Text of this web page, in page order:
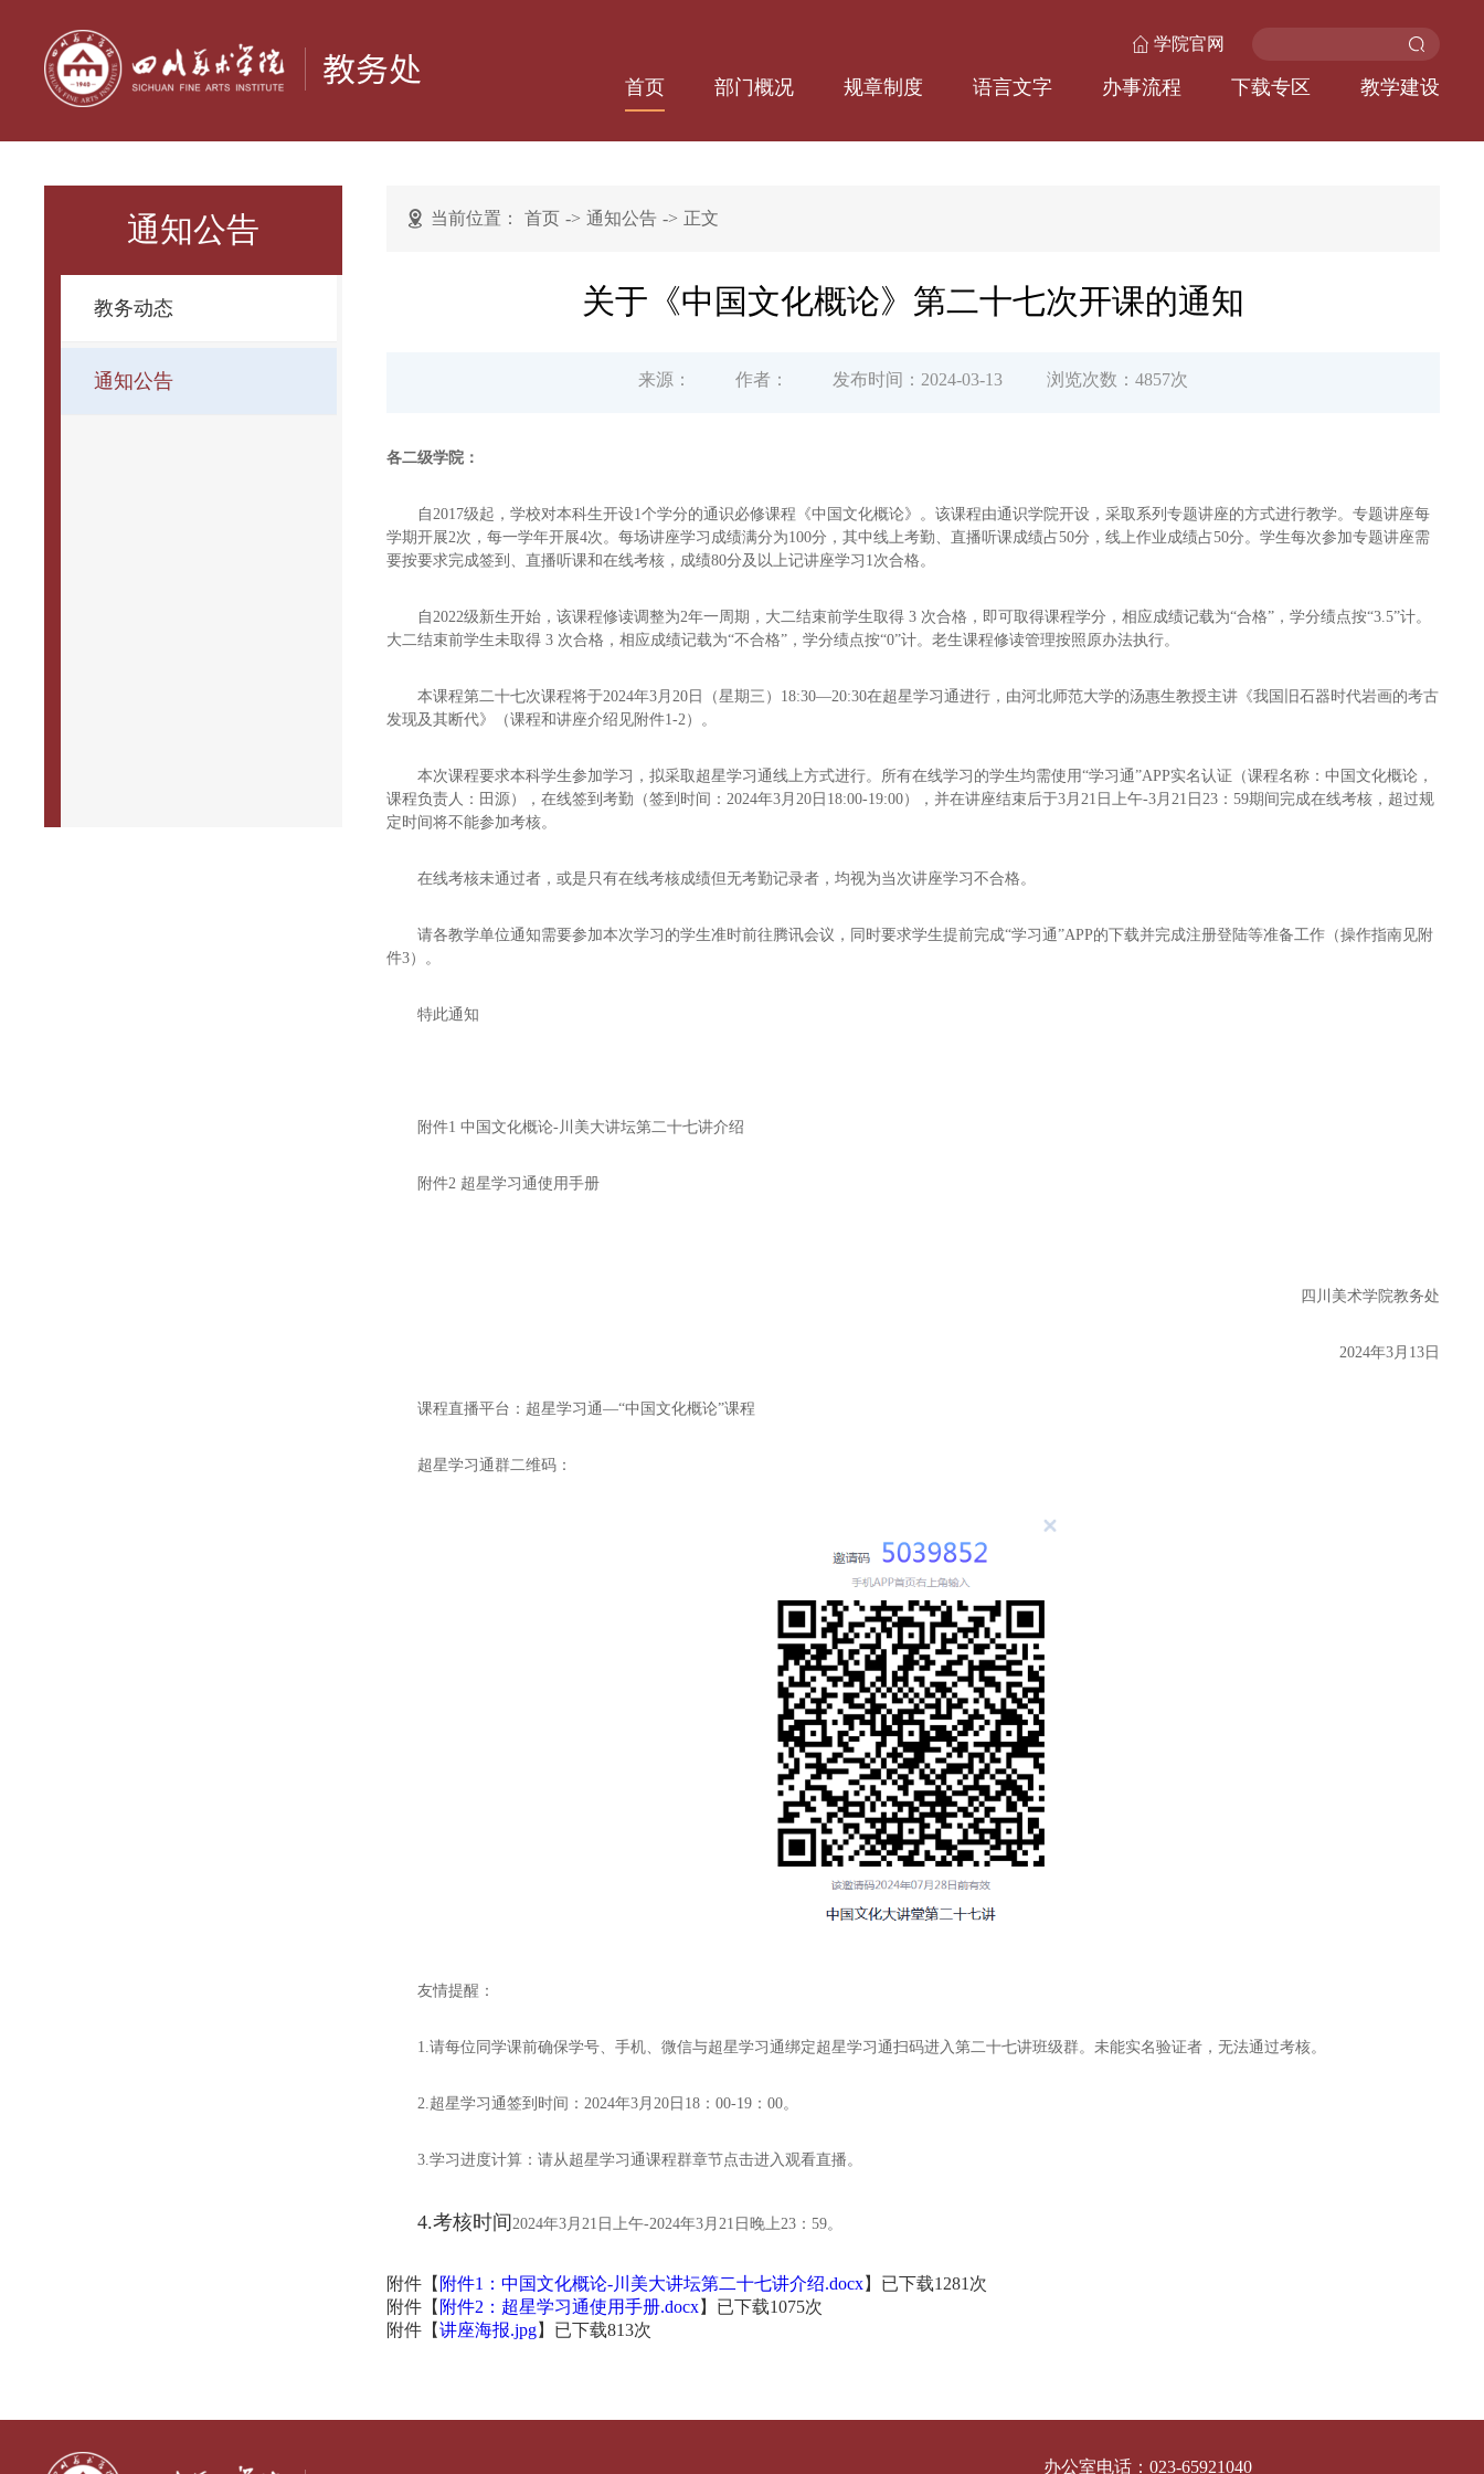
学院官网
首页 部门概况 规章制度 语言文字 办事流程 下载专区 教学建设
通知公告
教务动态
通知公告
当前位置： 首页 -> 通知公告 -> 正文
关于《中国文化概论》第二十七次开课的通知
来源： 作者： 发布时间：2024-03-13 浏览次数： 4857次
各二级学院：
自2017级起，学校对本科生开设1个学分的通识必修课程《中国文化概论》。该课程由通识学院开设，采取系列专题讲座的方式进行教学。专题讲座每
学期开展2次，每一学年开展4次。每场讲座学习成绩满分为100分，其中线上考勤、直播听课成绩占50分，线上作业成绩占50分。学生每次参加专题讲座需
要按要求完成签到、直播听课和在线考核，成绩80分及以上记讲座学习1次合格。
自2022级新生开始，该课程修读调整为2年一周期，大二结束前学生取得 3 次合格，即可取得课程学分，相应成绩记载为“合格”，学分绩点按“3.5”计。
大二结束前学生未取得 3 次合格，相应成绩记载为“不合格”，学分绩点按“0”计。老生课程修读管理按照原办法执行。
本课程第二十七次课程将于2024年3月20 日 （星期三） 18:30—20:30在超星学习通进行，由河北师范大学的汤惠生教授主讲 《我国旧石器时代岩画的考古
发现及其断代》
（课程和讲座介绍见附件1-2）。
本次课程要求本科学生参加学习，拟采取 超星学习通线上方式进行。所有在线学习 的学生均需使用“学习通”APP实名认证（课程名称：中国文化概论，
课程负责人：田源），在线签到考勤（签到时间：2024年3月20 日18:00-19:00） ，并在讲座结束后于3月21 日上午-3月21 日23：59期间完成在线考核 ，超过规
定时间将不能参加考核。
在线考核未通过者，或是只有在线考核成绩但无考勤记录者，均视为当次讲座学习不合格。
请各教学单位通知需要参加本次学习的学生准时前往腾讯会议，同时要求学生提前完成“学习通”APP的下载并完成注册登陆等准备工作（操作指南见附
件3）。
特此通知
附件1 中国文化概论-川美大讲坛第二十七讲介绍
附件2 超星学习通使用手册
四川美术学院教务处
2024年3月13日
课程直播平台： 超星学习通—“中国文化概论”课程
超星学习通群二维码：
友情提醒：
1.请每位同学课前确保学号、手机、微信与超星学习通绑定超星学习通扫码进入第二十七讲班级群。未能实名验证者，无法通过考核。
2.超星学习通签到时间 ：2024年3月20日 18：00-19：00。
3.学习进度计算：请从超星学习通课程群章节点击进入观看直播。
4.考核时间2024年3月21日上午-2024年3月21 日晚上23：59。
附件【 附件1：中国文化概论-川美大讲坛第二十七讲介绍.docx】已下载1281 次
附件【 附件2：超星学习通使用手册.docx】已下载1075次
附件【讲座海报.jpg】已下载813次
办公室电话： 023-65921040